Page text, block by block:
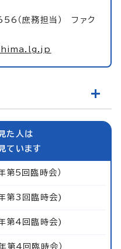
（庶務担当） ファク
た人は
ています
5回臨時会）
第3回臨時会)
第4回臨時会)
第4回臨時会）